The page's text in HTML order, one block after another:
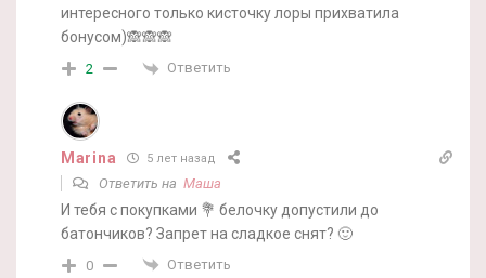
интересного только кисточку лоры прихватила
бонусом)🙈🙈🙈
2 Ответить
Marina 5 лет назад
Ответить на Маша
И тебя с покупками 💐 белочку допустили до
батончиков? Запрет на сладкое снят? 🙂
0 Ответить